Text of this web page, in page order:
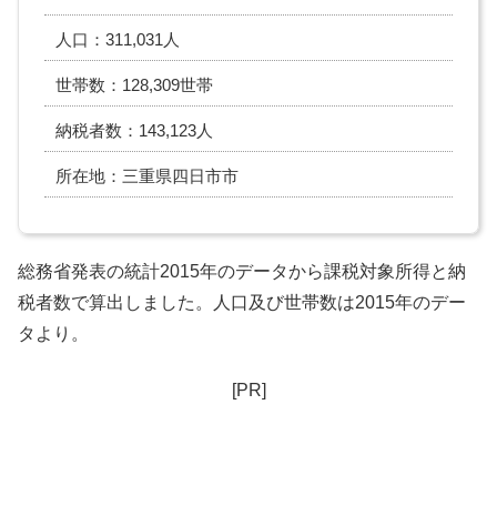
人口：311,031人
世帯数：128,309世帯
納税者数：143,123人
所在地：三重県四日市市
総務省発表の統計2015年のデータから課税対象所得と納
税者数で算出しました。人口及び世帯数は2015年のデー
タより。
[PR]